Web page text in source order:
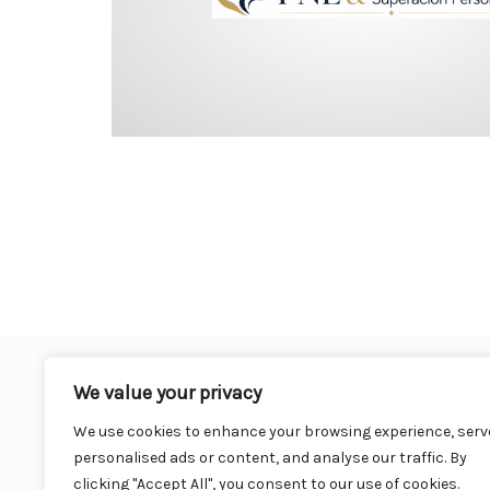
We value your privacy
We use cookies to enhance your browsing experience,
personalised ads or content, and analyse our traffic. By
clicking "Accept All", you consent to our use of cookies.